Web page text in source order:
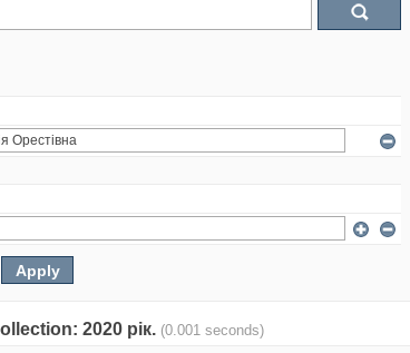
2020 рік. (0.001 seconds)